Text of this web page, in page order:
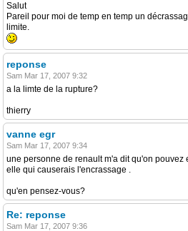
Salut
Pareil pour moi de temp en temp un
limite.
reponse
Sam Mar 17, 2007 9:32
a la limte de la rupture?
thierry
vanne egr
Sam Mar 17, 2007 9:34
une personne de renault m'a dit qu'on
elle qui causerais l'encrassage .
qu'en pensez-vous?
Re: reponse
Sam Mar 17, 2007 9:36